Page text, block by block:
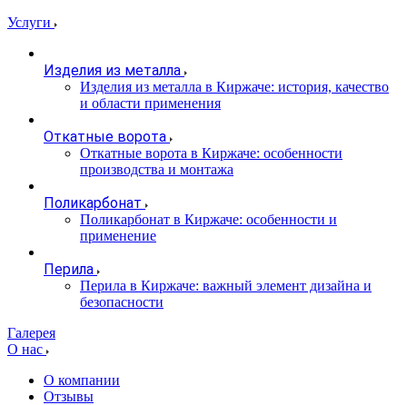
Услуги
Изделия из металла
Изделия из металла в Киржаче: история, качество
и области применения
Откатные ворота
Откатные ворота в Киржаче: особенности
производства и монтажа
Поликарбонат
Поликарбонат в Киржаче: особенности и
применение
Перила
Перила в Киржаче: важный элемент дизайна и
безопасности
Галерея
О нас
О компании
Отзывы